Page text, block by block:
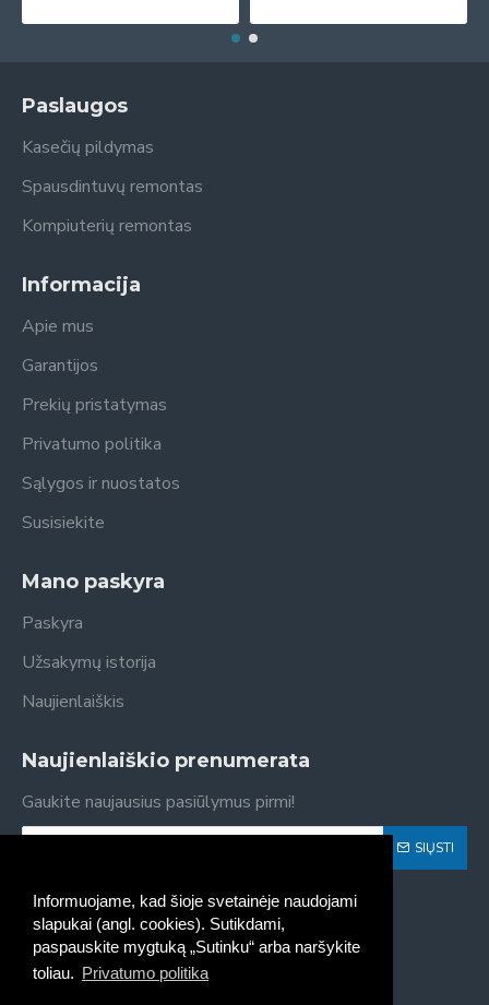
Informuojame, kad šioje svetainėje naudojami
slapukai (angl. cookies). Sutikdami,
paspauskite mygtuką „Sutinku“ arba naršykite
toliau. Privatumo politika
Paslaugos
Kasečių pildymas
Spausdintuvų remontas
Kompiuterių remontas
Informacija
Apie mus
Garantijos
Prekių pristatymas
Privatumo politika
Sąlygos ir nuostatos
Susisiekite
Mano paskyra
Paskyra
Užsakymų istorija
Naujienlaiškis
Naujienlaiškio prenumerata
Gaukite naujausius pasiūlymus pirmi!
SIŲSTI
Susipažinau ir sutinku su Privatumo politika